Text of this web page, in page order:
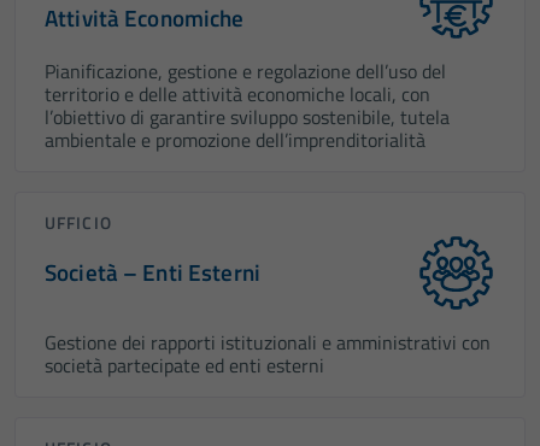
Attività Economiche
Pianificazione, gestione e regolazione dell’uso del
territorio e delle attività economiche locali, con
l’obiettivo di garantire sviluppo sostenibile, tutela
ambientale e promozione dell’imprenditorialità
UFFICIO
Società – Enti Esterni
Gestione dei rapporti istituzionali e amministrativi con
società partecipate ed enti esterni